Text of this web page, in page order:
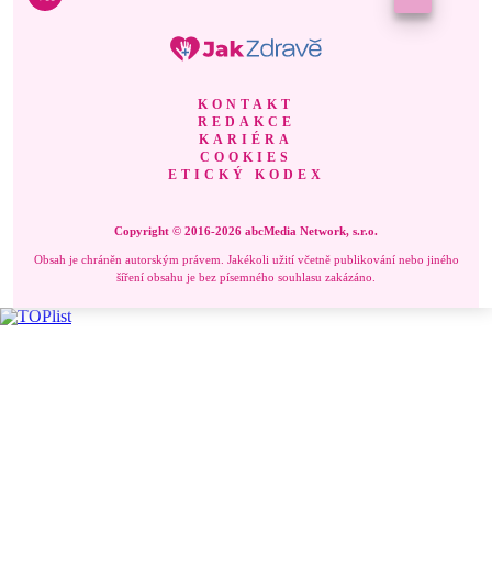
KONTAKT
REDAKCE
KARIÉRA
COOKIES
ETICKÝ KODEX
Copyright © 2016-2026 abcMedia Network, s.r.o.
Obsah je chráněn autorským právem. Jakékoli užití včetně publikování nebo jiného
šíření obsahu je bez písemného souhlasu zakázáno.